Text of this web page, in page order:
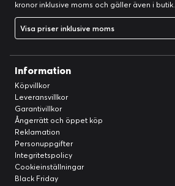
kronor inklusive moms och gäller även i butik.
Visa priser inklusive moms
Information
Köpvillkor
Leveransvillkor
Garantivillkor
Ångerrätt och öppet köp
Reklamation
Personuppgifter
Integritetspolicy
Cookieinställningar
Black Friday